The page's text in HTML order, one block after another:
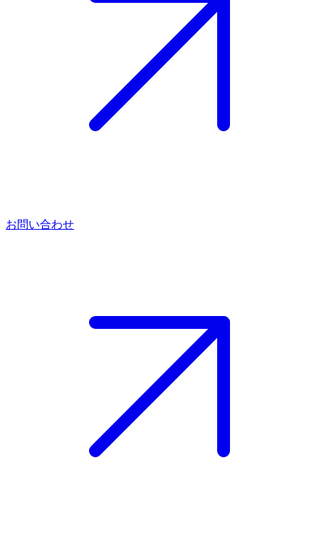
お問い合わせ